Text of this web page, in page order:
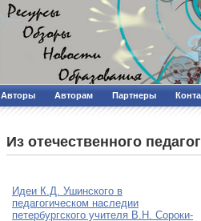
Авторы Авторам Партнеры
Из отечественного
Идеи К.Д. Ушинского в
педагогическом наследии
петербургского учителя В.Н. Сороки-